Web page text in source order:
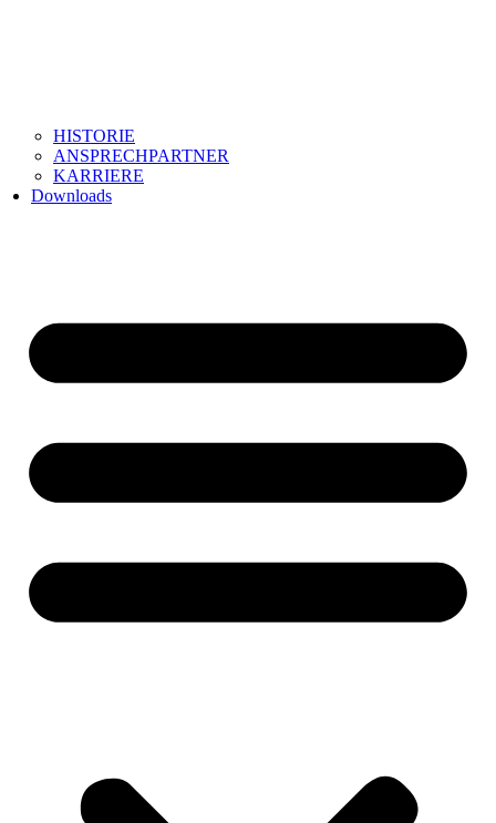
HISTORIE
ANSPRECHPARTNER
KARRIERE
Downloads